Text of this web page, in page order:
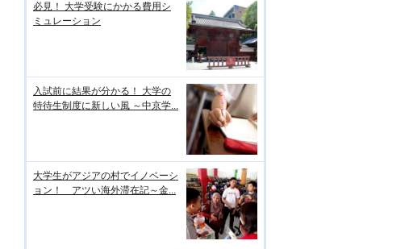
必見！ 大学受験にかかる費用シ
ミュレーション
入試前に結果が分かる！ 大学の
特待生制度に新しい風 ～中京学...
大学生がアジアの村でイノベーシ
ョン！ アツい海外滞在記～金...